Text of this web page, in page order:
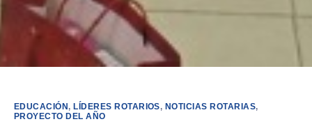
EDUCACIÓN, LÍDERES ROTARIOS, NOTICIAS ROTARIAS,
PROYECTO DEL AÑO